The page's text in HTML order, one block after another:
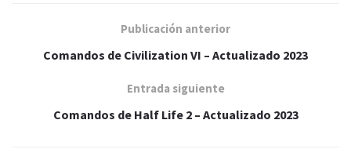
Publicación anterior
Comandos de Civilization VI – Actualizado 2023
Entrada siguiente
Comandos de Half Life 2 – Actualizado 2023